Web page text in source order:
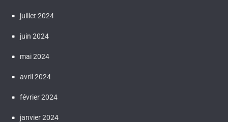
juillet 2024
juin 2024
mai 2024
avril 2024
février 2024
janvier 2024